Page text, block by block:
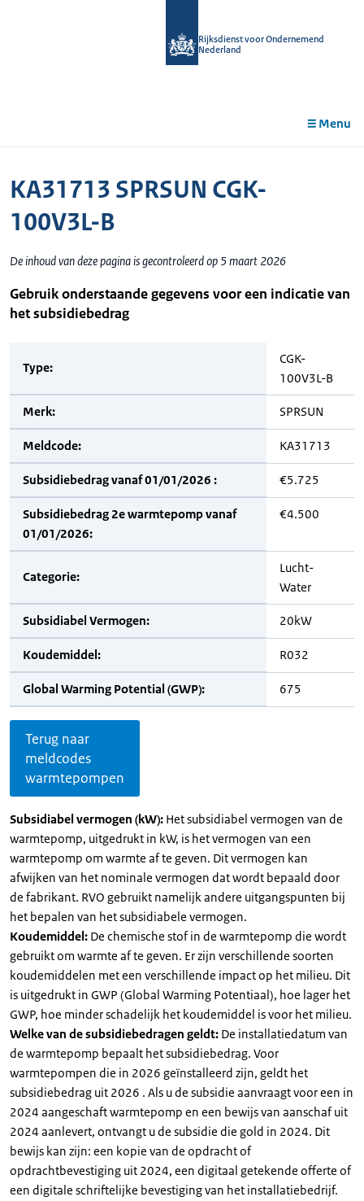
Rijksdienst voor Ondernemend
Nederland
Menu
KA31713 SPRSUN CGK-
100V3L-B
De inhoud van deze pagina is gecontroleerd op 5 maart 2026
Gebruik onderstaande gegevens voor een indicatie van
het subsidiebedrag
Type:
CGK-
100V3L-B
Merk: SPRSUN
Meldcode: KA31713
Subsidiebedrag vanaf 01/01/2026 : €5.725
Subsidiebedrag 2e warmtepomp vanaf
01/01/2026:
€4.500
Categorie:
Lucht-
Water
Subsidiabel Vermogen: 20kW
Koudemiddel: R032
Global Warming Potential (GWP): 675
Terug naar
meldcodes
warmtepompen
Subsidiabel vermogen (kW): Het subsidiabel vermogen van de
warmtepomp, uitgedrukt in kW, is het vermogen van een
warmtepomp om warmte af te geven. Dit vermogen kan
afwijken van het nominale vermogen dat wordt bepaald door
de fabrikant. RVO gebruikt namelijk andere uitgangspunten bij
het bepalen van het subsidiabele vermogen.
Koudemiddel: De chemische stof in de warmtepomp die wordt
gebruikt om warmte af te geven. Er zijn verschillende soorten
koudemiddelen met een verschillende impact op het milieu. Dit
is uitgedrukt in GWP (Global Warming Potentiaal), hoe lager het
GWP, hoe minder schadelijk het koudemiddel is voor het milieu.
Welke van de subsidiebedragen geldt: De installatiedatum van
de warmtepomp bepaalt het subsidiebedrag. Voor
warmtepompen die in 2026 geïnstalleerd zijn, geldt het
subsidiebedrag uit 2026 . Als u de subsidie aanvraagt voor een in
2024 aangeschaft warmtepomp en een bewijs van aanschaf uit
2024 aanlevert, ontvangt u de subsidie die gold in 2024. Dit
bewijs kan zijn: een kopie van de opdracht of
opdrachtbevestiging uit 2024, een digitaal getekende offerte of
een digitale schriftelijke bevestiging van het installatiebedrijf.